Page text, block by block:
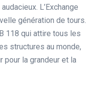
L’Exchange
génération de tours.
118 qui attire tous les
structures au monde,
pour la grandeur et la